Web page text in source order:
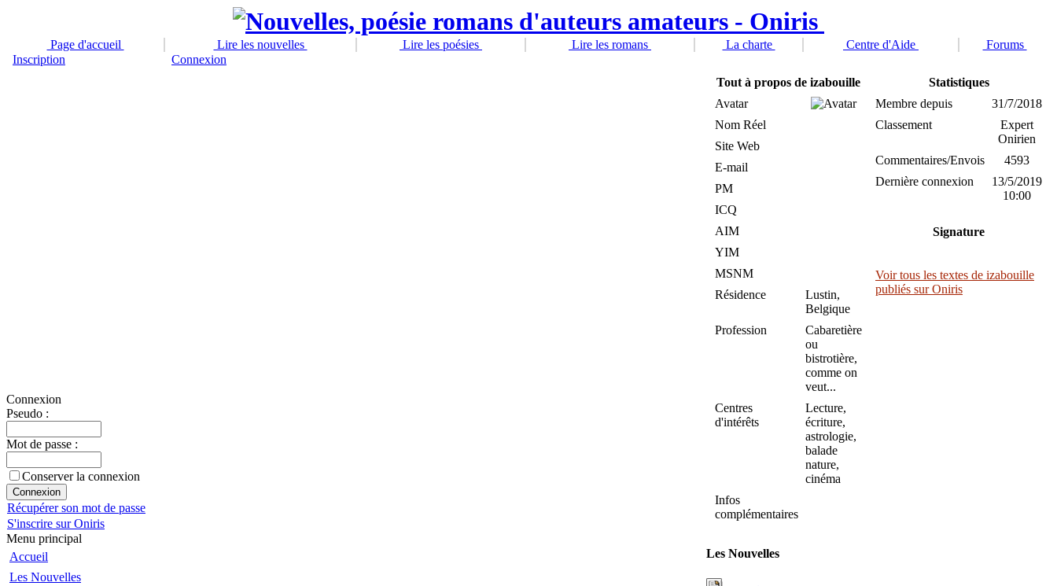
Page d'accueil Lire les nouvelles Lire les poésies Lire les romans La charte Centre d'Aide
Forums
Inscription
Connexion
Connexion
Pseudo :
Mot de passe :
Conserver la connexion
Récupérer son mot de passe
S'inscrire sur Oniris
Menu principal
Accueil
Les Nouvelles
Tout à propos de izabouille
Avatar
Nom Réel
Site Web
E-mail
PM
ICQ
AIM
YIM
MSNM
Résidence
Lustin,
Belgique
Profession
Cabaretière
ou
bistrotière,
comme on
veut...
Centres
d'intérêts
Lecture,
écriture,
astrologie,
balade
nature,
cinéma
Infos
complémentaires
Statistiques
Membre depuis
31/7/2018
Classement
Expert
Onirien
Commentaires/Envois
4593
Dernière connexion
13/5/2019
10:00
Signature
Voir tous les textes de izabouille
publiés sur Oniris
Les Nouvelles